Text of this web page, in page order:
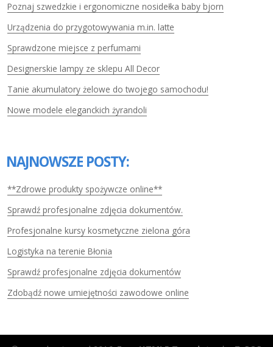
Poznaj szwedzkie i ergonomiczne nosidełka baby bjorn
Urządzenia do przygotowywania m.in. latte
Sprawdzone miejsce z perfumami
Designerskie lampy ze sklepu All Decor
Tanie akumulatory żelowe do twojego samochodu!
Nowe modele eleganckich żyrandoli
NAJNOWSZE POSTY:
**Zdrowe produkty spożywcze online**
Sprawdź profesjonalne zdjęcia dokumentów.
Profesjonalne kursy kosmetyczne zielona góra
Logistyka na terenie Błonia
Sprawdź profesjonalne zdjęcia dokumentów
Zdobądź nowe umiejętności zawodowe online